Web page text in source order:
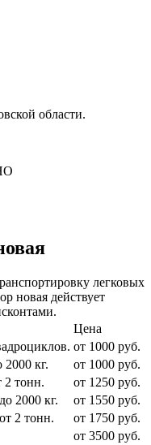
области.
легковых
новая действует
Цена
от 1000 руб.
кг.
от 1000 руб.
2 тонн.
от 1250 руб.
2000 кг.
от 1550 руб.
2 тонн.
от 1750 руб.
от 3500 руб.